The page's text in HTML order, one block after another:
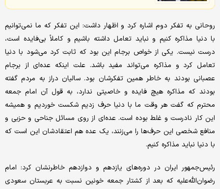
روحانی به تفکر دوم اشاره کرد و اظهار داشت: این تفکر که ما نمی‌توانیم
با دنیا مذاکره کنیم و نباید تعامل داشته باشیم و کاملاً بی‌فایده است،
درست نیست. یکی از خواص برجام این بود که ثابت کرد می‌شود با دنیا
تعامل کرد و مذاکره می‌تواند مفید باشد. علت اینکه عده‌ای از برجام
عصبانی بودند به خاطر همین تفکرشان بود. سالیان دراز به مردم گفته
بودند که مذاکره هیچ فایده و خاصیتی ندارد، به قول آن امام جمعه
محترم که گفت هر وقت ما با دنیا حرف زدیم شکست خوردیم و همیشه
این کار نادرست و غلط بوده است. عده‌ای از روی مسائل جناحی و حزبی و
منافع شخصی این حرف‌ها را می‌زنند، یک عده هم اعتقادشان این است که
با دنیا نباید مذاکره کنیم.
رئیس‌جمهور ایران در دوره‌های یازدهم و دوازدهم خاطرنشان کرد: امام
رضوان‌الله‌علیه که بعد از کشتار جمعه خونین نسبت به عربستان سعودی